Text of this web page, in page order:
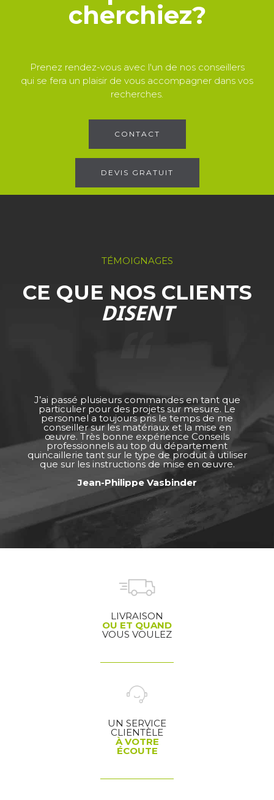
cherchiez?
Prenez rendez-vous avec l'un de nos conseillers
qui se fera un plaisir de vous accompagner dans vos
recherches.
CONTACT
DEVIS GRATUIT
TÉMOIGNAGES
CE QUE NOS CLIENTS
DISENT
J’ai passé plusieurs commandes en tant que
particulier pour des projets sur mesure. Le
personnel a toujours pris le temps de me
conseiller sur les matériaux et la mise en
œuvre. Très bonne expérience Conseils
professionnels au top du département
quincaillerie tant sur le type de produit à utiliser
que sur les instructions de mise en œuvre.
Jean-Philippe Vasbinder
LIVRAISON
OU ET QUAND
VOUS VOULEZ
UN SERVICE
CLIENTÈLE
À VOTRE
ÉCOUTE